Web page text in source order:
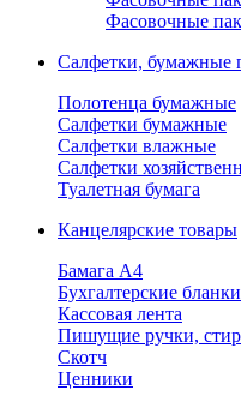
Фасовочные
Салфетки, бумажные
Полотенца бумажные
Салфетки бумажные
Салфетки влажные
Салфетки
Туалетная бумага
Канцелярские товары
Бамага А4
Бухгалтерские бланки
Кассовая лента
Пишущие ручки,
Скотч
Ценники